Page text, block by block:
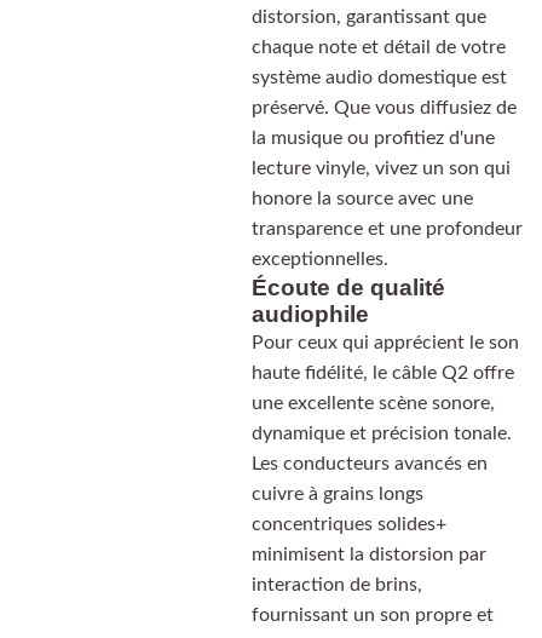
distorsion, garantissant que
chaque note et détail de votre
système audio domestique est
préservé. Que vous diffusiez de
la musique ou profitiez d'une
lecture vinyle, vivez un son qui
honore la source avec une
transparence et une profondeur
exceptionnelles.
Écoute de qualité
audiophile
Pour ceux qui apprécient le son
haute fidélité, le câble Q2 offre
une excellente scène sonore,
dynamique et précision tonale.
Les conducteurs avancés en
cuivre à grains longs
concentriques solides+
minimisent la distorsion par
interaction de brins,
fournissant un son propre et